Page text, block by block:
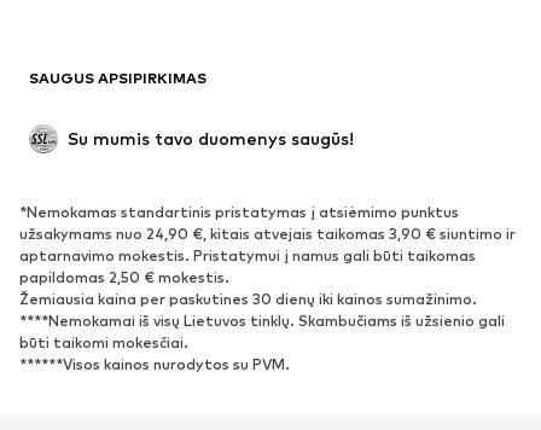
Proginiai
Išskirtiniai
BATAI
Naujienos
Šiuo metu paklausu
Sportbačiai
Aulinukai
Batai su kulniukais
Basutės ir šlepetės
Bateliai
SAUGUS APSIPIRKIMAS
Su mumis tavo duomenys saugūs!
*Nemokamas standartinis pristatymas į atsiėmimo punktus
užsakymams nuo 24,90 €, kitais atvejais taikomas 3,90 € siuntimo ir
aptarnavimo mokestis. Pristatymui į namus gali būti taikomas
papildomas 2,50 € mokestis.
Žemiausia kaina per paskutines 30 dienų iki kainos sumažinimo.
****Nemokamai iš visų Lietuvos tinklų. Skambučiams iš užsienio gali
būti taikomi mokesčiai.
******Visos kainos nurodytos su PVM.